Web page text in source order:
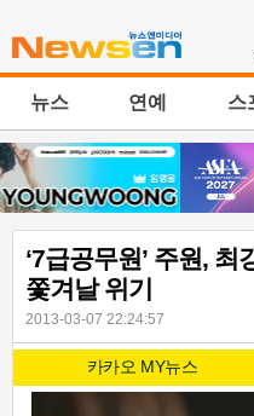
뉴스 연예 스
‘7급공무원’ 주원,
쫓겨날 위기
2013-03-07 22:24:57
카카오 MY뉴스